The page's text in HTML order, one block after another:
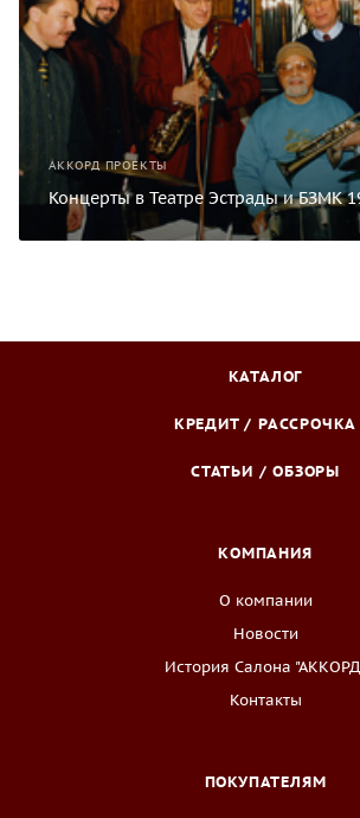
АККОРД ПРОЕКТЫ
Концерты в Театре Эстрады и БЗМК
КАТАЛОГ
КРЕДИТ / РАССРОЧКА
СТАТЬИ / ОБЗОРЫ
КОМПАНИЯ
О компании
Новости
История Салона
Контакты
ПОКУПАТЕЛЯМ